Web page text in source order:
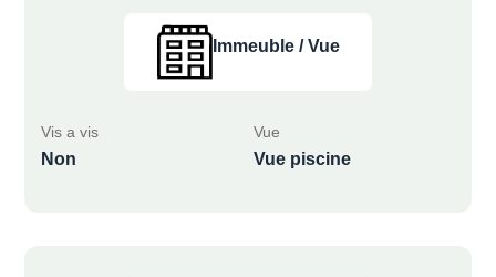
Immeuble / Vue
Vis a vis
Non
Vue
Vue piscine